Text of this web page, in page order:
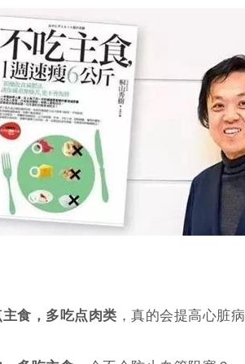
食，多吃点肉类 ，真的会提高心脏